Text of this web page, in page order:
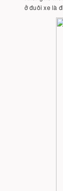
ở đuôi xe là